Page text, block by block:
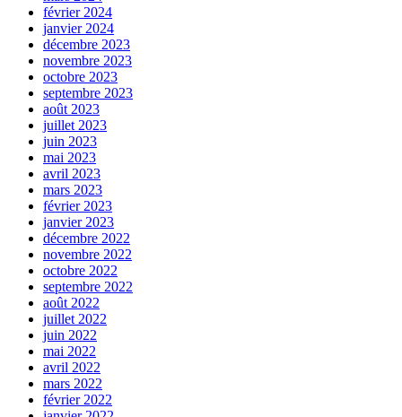
février 2024
janvier 2024
décembre 2023
novembre 2023
octobre 2023
septembre 2023
août 2023
juillet 2023
juin 2023
mai 2023
avril 2023
mars 2023
février 2023
janvier 2023
décembre 2022
novembre 2022
octobre 2022
septembre 2022
août 2022
juillet 2022
juin 2022
mai 2022
avril 2022
mars 2022
février 2022